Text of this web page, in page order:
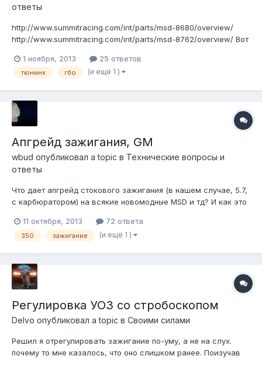
ответы
http://www.summitracing.com/int/parts/msd-8680/overview/
http://www.summitracing.com/int/parts/msd-8762/overview/ Вот
использовали в авто с двумя видами газа и бензином,как
запасным видом топлива. Кто нить пользовался?
1 ноября, 2013 25 ответов
тюнинх гбо (и ещё 1 )
Апгрейд зажигания, GM
wbud опубликовал a topic в Технические вопросы и
ответы
Что дает апгрейд стокового зажигания (в нашем случае, 5.7,
с карбюратором) на всякие новомодные MSD и тд? И как это
11 октября, 2013
72 ответа
350 зажигание (и ещё 1 )
Регулировка УОЗ со стробоскопом
Delvo опубликовал a topic в Своими силами
Решил я отрегулировать зажигание по-уму, а не на слух.
почему то мне казалось, что оно слишком ранее. Поизучав